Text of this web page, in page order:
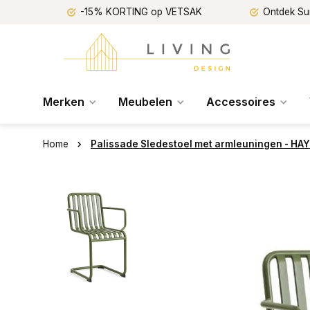
-15% KORTING op VETSAK Ontdek
Merken Meubelen Accessoires
Home Palissade Sledestoel met armleuningen - HAY